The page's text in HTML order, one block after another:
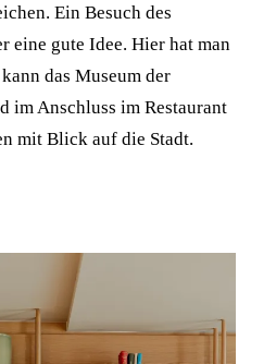
Ein Besuch des
eine gute Idee. Hier hat man
das Museum der
im Anschluss im Restaurant
mit Blick auf die Stadt.